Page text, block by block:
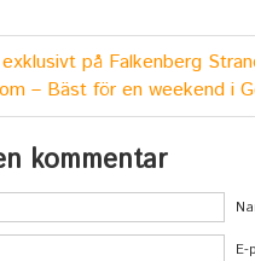
på Falkenberg
– Bäst för en weekend i
kommentar